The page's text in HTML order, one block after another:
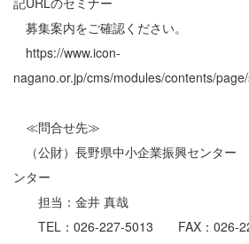
募集案内をご確認ください。
https://www.icon-
nagano.or.jp/cms/modules/contents/
≪問合せ先≫
（公財）長野県中小企業振興センター
ンター
担当：金井 真哉
TEL：026-227-5013 FAX：026-